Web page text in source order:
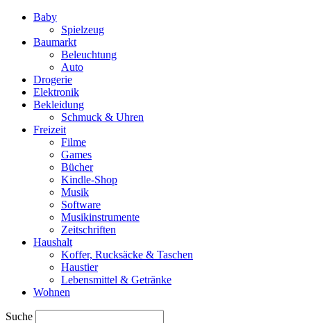
Baby
Spielzeug
Baumarkt
Beleuchtung
Auto
Drogerie
Elektronik
Bekleidung
Schmuck & Uhren
Freizeit
Filme
Games
Bücher
Kindle-Shop
Musik
Software
Musikinstrumente
Zeitschriften
Haushalt
Koffer, Rucksäcke & Taschen
Haustier
Lebensmittel & Getränke
Wohnen
Suche